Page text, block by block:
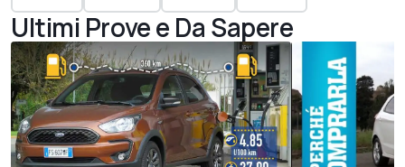
Ultimi Prove e Da Sapere